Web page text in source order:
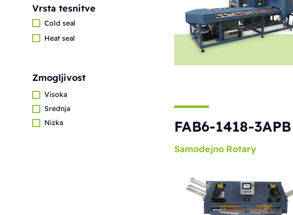
Vrsta tesnitve
Cold seal
Heat seal
Zmogljivost
Visoka
Srednja
Nizka
FAB6-1418-3APB
Samodejno Rotary